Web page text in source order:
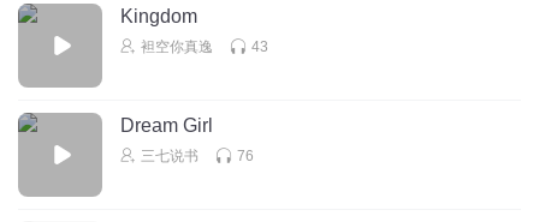
Kingdom
袒空你真逸 43
Dream Girl
三七说书 76